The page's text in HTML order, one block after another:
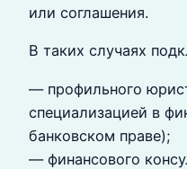
или соглашения.
В таких случаях
— профильного
специализацией в
банковском праве);
— финансового